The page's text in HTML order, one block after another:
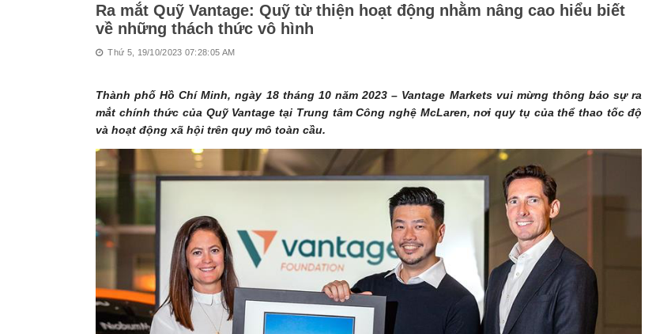
Ra mắt Quỹ Vantage: Quỹ từ thiện hoạt động nhằm nâng cao hiểu biết
về những thách thức vô hình
Thứ 5, 19/10/2023 07:28:05 AM
Thành phố Hồ Chí Minh, ngày 18 tháng 10 năm 2023 – Vantage Marketsvui mừng thông báo sự ra
mắt chính thức của Quỹ Vantage tại Trung tâm Công nghệ McLaren, nơi quy tụ của thể thao tốc độ
và hoạt động xã hội trên quy mô toàn cầu.